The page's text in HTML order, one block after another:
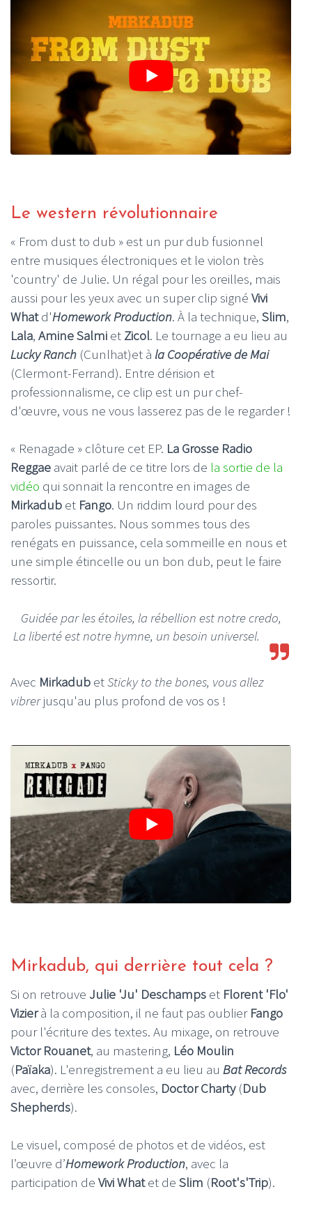
Le western révolutionnaire
« From dust to dub » est un pur dub fusionnel
entre musiques électroniques et le violon très
'country' de Julie. Un régal pour les oreilles, mais
aussi pour les yeux avec un super clip signé Vivi
Whatd'Homework Production. À la technique, Slim,
Lala, Amine Salmi et Zicol. Le tournage a eu lieu au
Lucky Ranch (Cunlhat)et à la Coopérative de Mai
(Clermont-Ferrand). Entre dérision et
professionnalisme, ce clip est un pur chef-
d'œuvre, vous ne vous lasserez pas de le regarder !
« Renagade » clôture cet EP. La Grosse Radio
Reggae avait parlé de ce titre lors de la sortie de la
vidéo qui sonnait la rencontre en images de
Mirkadub et Fango. Un riddim lourd pour des
paroles puissantes. Nous sommes tous des
renégats en puissance, cela sommeille en nous et
une simple étincelle ou un bon dub, peut le faire
ressortir.
Guidée par les étoiles, la rébellion est notre credo,
La liberté est notre hymne, un besoin universel.
Avec Mirkadub etSticky to the bones, vous allez
vibrerjusqu'au plus profond de vos os !
Mirkadub, qui derrière tout cela ?
Si on retrouve Julie 'Ju' Deschamps et Florent 'Flo'
Vizierà la composition, il ne faut pas oublier Fango
pour l'écriture des textes. Au mixage, on retrouve
Victor Rouanet, au mastering, Léo Moulin
(Païaka). L'enregistrement a eu lieu au Bat Records
avec, derrière les consoles, Doctor Charty(Dub
Shepherds).
Le visuel, composé de photos et de vidéos, est
l’œuvre d’Homework Production, avec la
participation de Vivi Whatet de Slim (Root's'Trip).